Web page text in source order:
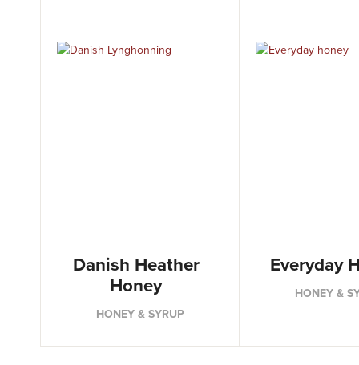
Danish Heather
Honey
HONEY & SYRUP
Everyday
HONEY &